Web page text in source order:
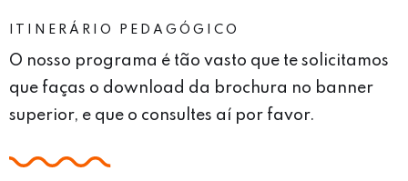
ITINERÁRIO PEDAGÓGICO
O nosso programa é tão vasto que te solicitamos
que faças o download da brochura no banner
superior, e que o consultes aí por favor.